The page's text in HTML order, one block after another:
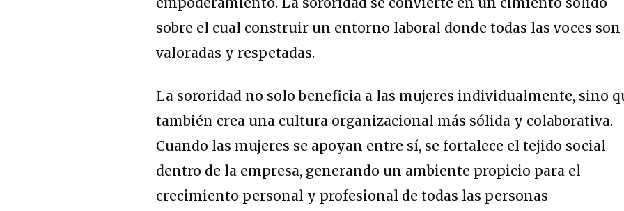
sobre el cual construir un entorno laboral donde todas las voces son
valoradas y respetadas.
La sororidad no solo beneficia a las mujeres individualmente, sino
también crea una cultura organizacional más sólida y colaborativa.
Cuando las mujeres se apoyan entre sí, se fortalece el tejido social
dentro de la empresa, generando un ambiente propicio para el
crecimiento personal y profesional de todas las personas